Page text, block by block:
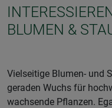
BLUMEN &
Vielseitige Blumen- und
geraden Wuchs für
wachsende Pflanzen.